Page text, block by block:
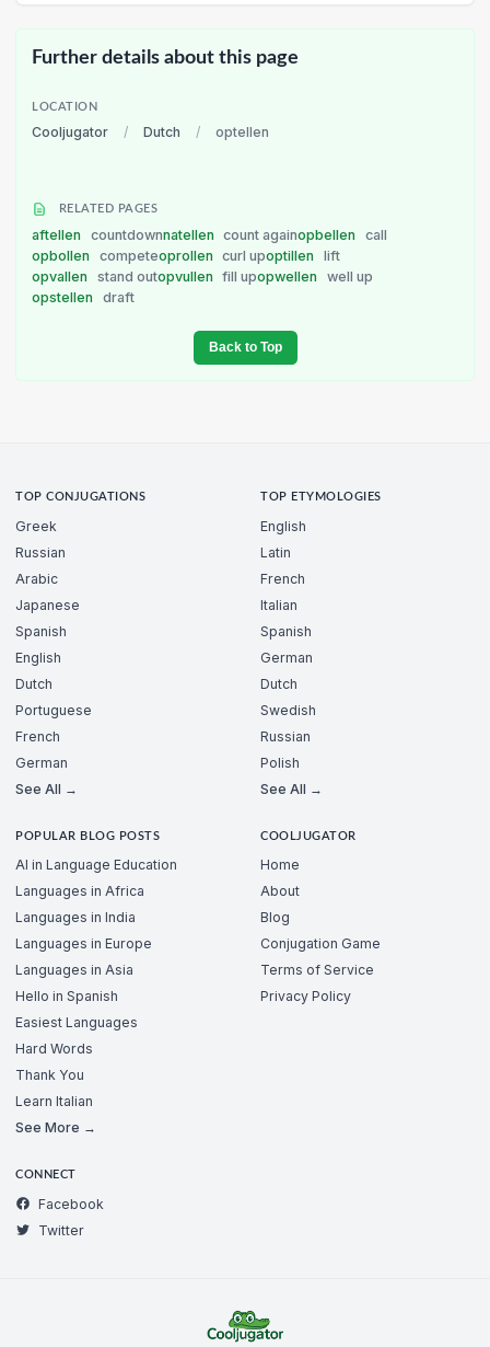
Further details about this page
LOCATION
Cooljugator / Dutch / optellen
RELATED PAGES
aftellen countdownnatellen count againopbellen
call
opbollen
competeoprollen curl upoptillen
lift
opvallen
stand outopvullen fill upopwellen
well up
opstellen
draft
Back to Top
TOP CONJUGATIONS
Greek
Russian
Arabic
Japanese
Spanish
English
Dutch
Portuguese
French
German
See All →
TOP ETYMOLOGIES
English
Latin
French
Italian
Spanish
German
Dutch
Swedish
Russian
Polish
See All →
POPULAR BLOG POSTS
AI in Language Education
Languages in Africa
Languages in India
Languages in Europe
Languages in Asia
Hello in Spanish
Easiest Languages
Hard Words
Thank You
Learn Italian
See More →
COOLJUGATOR
Home
About
Blog
Conjugation Game
Terms of Service
Privacy Policy
CONNECT
Facebook
Twitter